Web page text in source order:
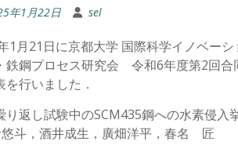
年1月22日 sel
1月21日に京都大学 国際科学イノベー
鉄鋼プロセス研究会 令和6年度第2回合
を行いました．
り返し試験中のSCM435鋼への水素侵入
斗，酒井成生，廣畑洋平，春名 匠